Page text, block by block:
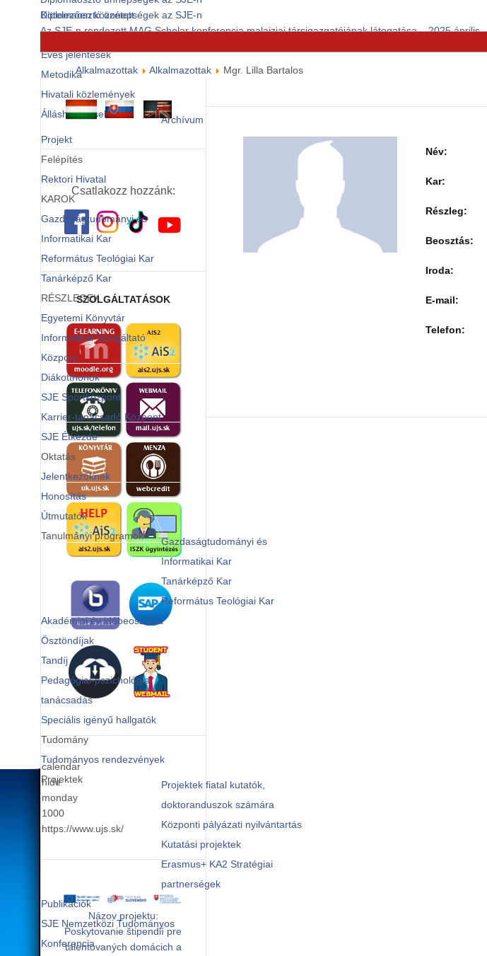
Kötelezően közzétett
dokumentumok
Éves jelentések
Metodika
Hivatali közlemények
Álláshirdetések
Archívum
Projekt
Felépítés
Rektori Hivatal
KAROK
Gazdaságtudományi és
Informatikai Kar
Református Teológiai Kar
Tanárképző Kar
RÉSZLEGEK
Egyetemi Könyvtár
Informatikai Szolgáltató
Központ
Diákotthonok
SJE Sportközpont
Karrier-tanácsadó Központ
SJE Étkezde
Oktatás
Jelentkezőknek
Honosítás
Útmutatók
Tanulmányi programok
Gazdaságtudományi és
Informatikai Kar
Tanárképző Kar
Református Teológiai Kar
Akadémiai év időbeosztása
Ösztöndíjak
Tandíj
Pedagógiai-pszichológiai
tanácsadás
Speciális igényű hallgatók
Tudomány
Tudományos rendezvények
Projektek
Projektek fiatal kutatók,
doktoranduszok számára
Központi pályázati nyilvántartás
Kutatási projektek
Erasmus+ KA2 Stratégiai
partnerségek
Publikációk
SJE Nemzetközi Tudományos
Konferencia
Diplomaosztó ünnepségek az SJE-n
Az SJE-n rendezett MAG Scholar konferencia malajziai társigazgatójának látogatása – 2025 április
Alkalmazottak Alkalmazottak Mgr. Lilla Bartalos
Név:
Kar:
Részleg:
Beosztás:
Iroda:
E-mail:
Telefon:
Csatlakozz hozzánk:
SZOLGÁLTATÁSOK
calendar
hide
monday
1000
https://www.ujs.sk/
Názov projektu:
Poskytovanie štipendií pre
talentovaných domácich a